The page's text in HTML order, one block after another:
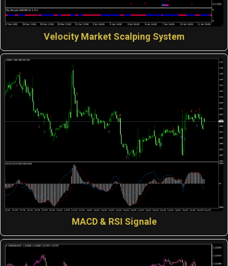
Velocity Market Scalping System
MACD & RSI Signale